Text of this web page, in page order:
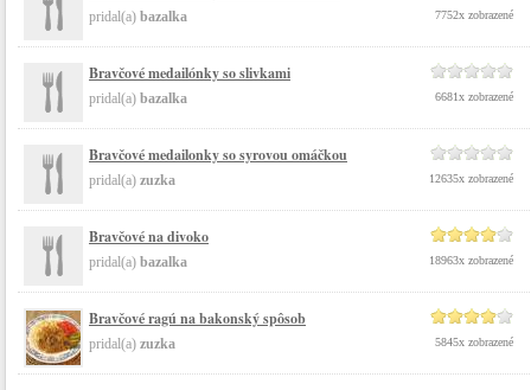
pridal(a) bazalka 7752x zobrazené
Bravčové medailónky so slivkami
pridal(a) bazalka 6681x zobrazené
Bravčové medailonky so syrovou omáčkou
pridal(a) zuzka 12635x zobrazené
Bravčové na divoko
pridal(a) bazalka 18963x zobrazené
Bravčové ragú na bakonský spôsob
pridal(a) zuzka 5845x zobrazené